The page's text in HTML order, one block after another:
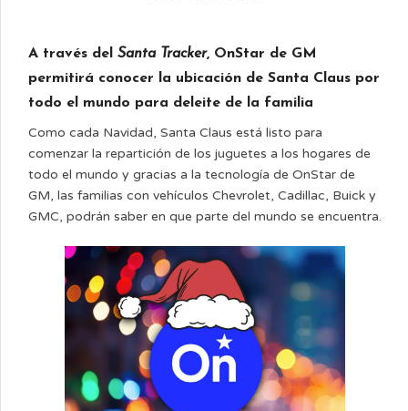
A través del Santa Tracker, OnStar de GM
permitirá conocer la ubicación de Santa Claus por
todo el mundo para deleite de la familia
Como cada Navidad, Santa Claus está listo para
comenzar la repartición de los juguetes a los hogares de
todo el mundo y gracias a la tecnología de OnStar de
GM, las familias con vehículos Chevrolet, Cadillac, Buick y
GMC, podrán saber en que parte del mundo se encuentra.